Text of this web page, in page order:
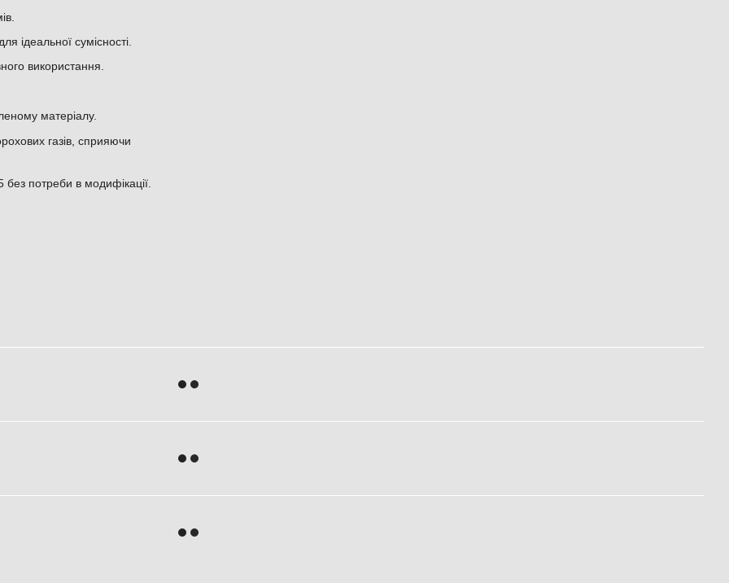
ідеальної сумісності.
використання.
матеріалу.
газів, сприяючи
потреби в модифікації.